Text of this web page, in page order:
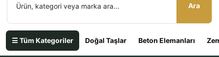
Ara
☰ Tüm Kategoriler Doğal Taşlar Beton Elemanları